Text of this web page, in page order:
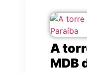
A
MDB